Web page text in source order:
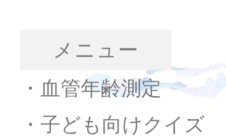
メニュー
・血管年齢測定
・子ども向けクイズ